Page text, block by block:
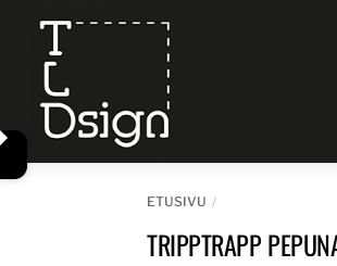
content
ETUSIVU
TRIPPTRAPP